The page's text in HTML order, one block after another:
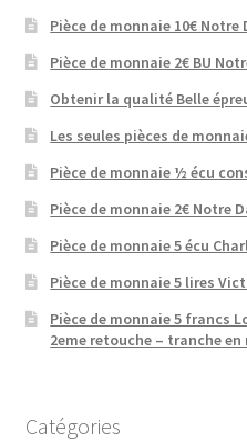
Pièce de monnaie 10€ Notre
Pièce de monnaie 2€ BU
Obtenir la qualité Belle
Les seules pièces de
Pièce de monnaie ½ écu
Pièce de monnaie 2€ Notre
Pièce de monnaie 5 écu
Pièce de monnaie 5 lires
Pièce de monnaie 5 francs
2eme retouche – tranche
Catégories